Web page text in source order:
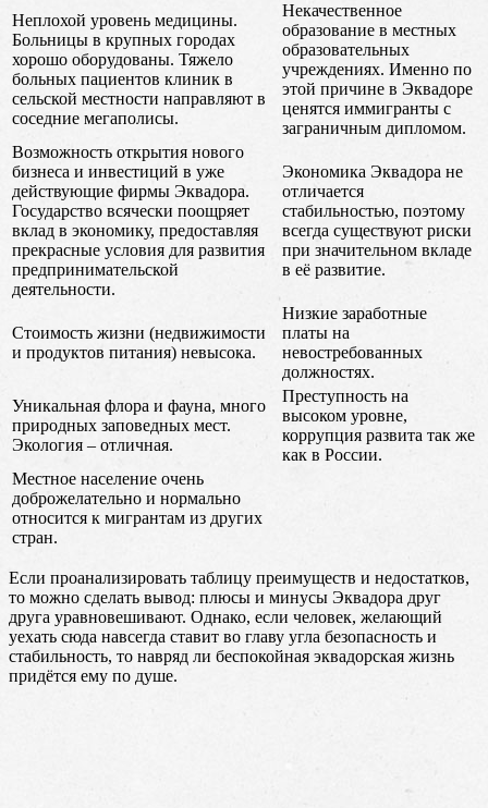
Неплохой уровень медицины.
Больницы в крупных городах
хорошо оборудованы. Тяжело
больных пациентов клиник в
сельской местности направляют в
соседние мегаполисы.
Некачественное
образование в местных
образовательных
учреждениях. Именно по
этой причине в Эквадоре
ценятся иммигранты с
заграничным дипломом.
Возможность открытия нового
бизнеса и инвестиций в уже
действующие фирмы Эквадора.
Государство всячески поощряет
вклад в экономику, предоставляя
прекрасные условия для развития
предпринимательской
деятельности.
Экономика Эквадора не
отличается
стабильностью, поэтому
всегда существуют риски
при значительном вкладе
в её развитие.
Стоимость жизни (недвижимости
и продуктов питания) невысока.
Низкие заработные
платы на
невостребованных
должностях.
Уникальная флора и фауна, много
природных заповедных мест.
Экология – отличная.
Преступность на
высоком уровне,
коррупция развита так же
как в России.
Местное население очень
доброжелательно и нормально
относится к мигрантам из других
стран.
Если проанализировать таблицу преимуществ и недостатков,
то можно сделать вывод: плюсы и минусы Эквадора друг
друга уравновешивают. Однако, если человек, желающий
уехать сюда навсегда ставит во главу угла безопасность и
стабильность, то навряд ли беспокойная эквадорская жизнь
придётся ему по душе.